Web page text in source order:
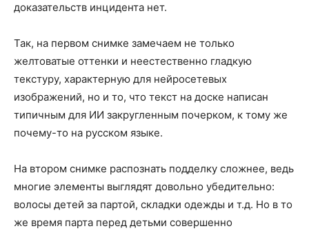
доказательств инцидента нет.
Так, на первом снимке замечаем не только
желтоватые оттенки и неестественно гладкую
текстуру, характерную для нейросетевых
изображений, но и то, что текст на доске написан
типичным для ИИ закругленным почерком, к тому же
почему-то на русском языке.
На втором снимке распознать подделку сложнее, ведь
многие элементы выглядят довольно убедительно:
волосы детей за партой, складки одежды и т.д. Но в то
же время парта перед детьми совершенно